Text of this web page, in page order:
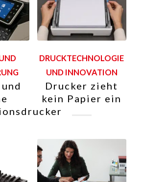
DRUCKTECHNOLOGIE
UND INNOVATION
Drucker zieht
kein Papier ein